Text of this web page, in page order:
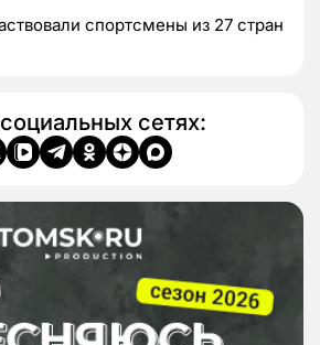
спортсмены из 27 стран
сетях: